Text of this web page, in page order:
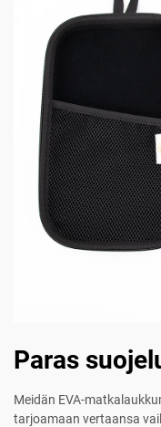
Paras
Meidän EVA-
tarjoamaan vertaansa